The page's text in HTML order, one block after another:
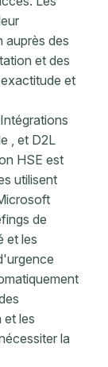
auprès des
et des
et
Intégrations
, et D2L
HSE est
utilisent
de
et les
et les
la